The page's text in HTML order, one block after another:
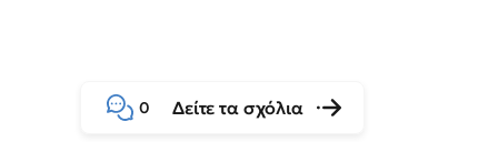
0 Δείτε τα σχόλια